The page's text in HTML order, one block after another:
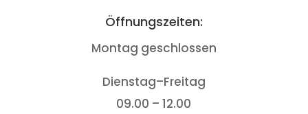
Öffnungszeiten:
Montag geschlossen
Dienstag–Freitag
09.00 – 12.00